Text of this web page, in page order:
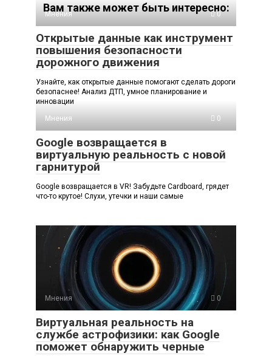
Вам также может быть интересно:
Мнения 0
Открытые данные как инструмент
повышения безопасности
дорожного движения
Узнайте, как открытые данные помогают сделать дороги
безопаснее! Анализ ДТП, умное планирование и
инновации
Мнения
0
Google возвращается в
виртуальную реальность с новой
гарнитурой
Google возвращается в VR! Забудьте Cardboard, грядет
что-то крутое! Слухи, утечки и наши самые
Мнения 0
Виртуальная реальность на
службе астрофизики: как Google
поможет обнаружить черные